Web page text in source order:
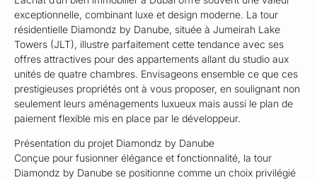
exceptionnelle, combinant luxe et design moderne. La tour
résidentielle Diamondz by Danube, située à Jumeirah Lake
Towers (JLT), illustre parfaitement cette tendance avec ses
offres attractives pour des appartements allant du studio aux
unités de quatre chambres. Envisageons ensemble ce que ces
prestigieuses propriétés ont à vous proposer, en soulignant non
seulement leurs aménagements luxueux mais aussi le plan de
paiement flexible mis en place par le développeur.
Présentation du projet Diamondz by Danube
Conçue pour fusionner élégance et fonctionnalité, la tour
Diamondz by Danube se positionne comme un choix privilégié